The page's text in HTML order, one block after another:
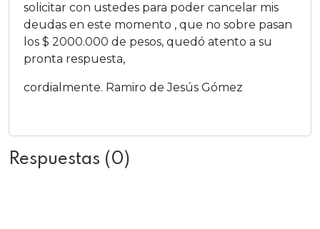
solicitar con ustedes para poder cancelar mis
deudas en este momento , que no sobre pasan
los $ 2000.000 de pesos, quedó atento a su
pronta respuesta,
cordialmente. Ramiro de Jesús Gómez
Respuestas (0)